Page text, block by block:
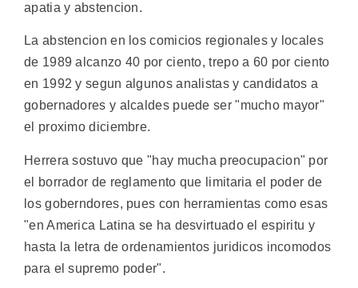
apatia y abstencion.
La abstencion en los comicios regionales y locales
de 1989 alcanzo 40 por ciento, trepo a 60 por ciento
en 1992 y segun algunos analistas y candidatos a
gobernadores y alcaldes puede ser "mucho mayor"
el proximo diciembre.
Herrera sostuvo que "hay mucha preocupacion" por
el borrador de reglamento que limitaria el poder de
los goberndores, pues con herramientas como esas
"en America Latina se ha desvirtuado el espiritu y
hasta la letra de ordenamientos juridicos incomodos
para el supremo poder".